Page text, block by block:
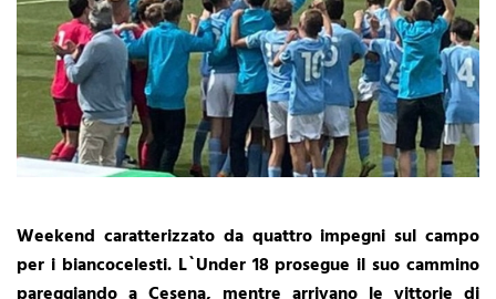
Weekend caratterizzato da quattro impegni sul campo
per i biancocelesti. L`Under 18 prosegue il suo cammino